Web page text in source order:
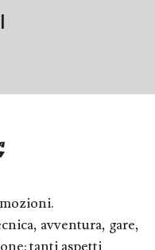
avventura, gare,
tanti aspetti